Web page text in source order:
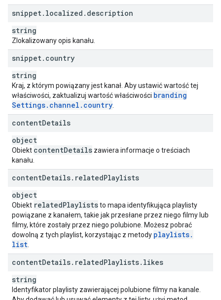
snippet. localized . description
string
Zlokalizowany opis kanału.
snippet. country
string
Kraj, z którym powiązany jest kanał. Aby ustawić wartość tej
właściwości, zaktualizuj wartość właściwości branding
Settings. channel . country
contentDetails
object
Obiekt contentDetails zawiera informacje o treściach
kanału.
contentDetails. relatedPlaylists
object
Obiekt relatedPlayliststo mapa identyfikująca playlisty
powiązane z kanałem, takie jak przesłane przez niego filmy lub
filmy, które zostały przez niego polubione. Możesz pobrać
dowolną z tych playlist, korzystając z metody playlists.
list
contentDetails. relatedPlaylists. likes
string
Identyfikator playlisty zawierającej polubione filmy na kanale.